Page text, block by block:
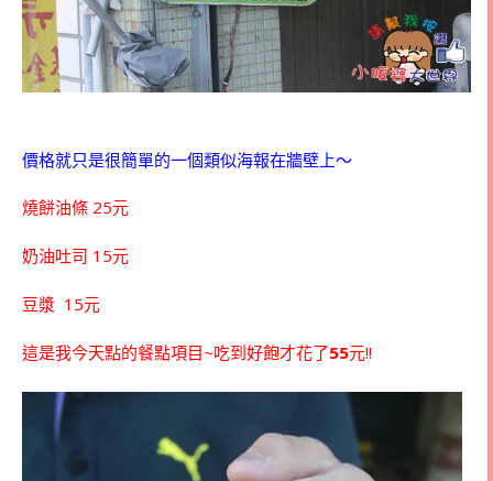
價格就只是很簡單的一個類似海報在牆壁上～
燒餅油條 25元
奶油吐司 15元
豆漿 15元
這是我今天點的餐點項目~吃到好飽才花了55元!!